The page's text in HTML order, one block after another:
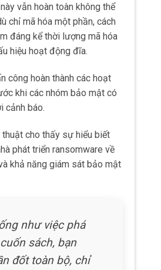
vẫn hoàn toàn không thể
chỉ mã hóa một phần, cách
đáng kể thời lượng mã hóa
hiệu hoạt động đĩa.
công hoàn thành các hoạt
khi các nhóm bảo mật có
cảnh báo.
cho thấy sự hiểu biết
phát triển ransomware về
khả năng giám sát bảo mật
như việc phá
sách, bạn
đốt toàn bộ, chỉ